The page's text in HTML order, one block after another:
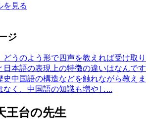
を見る
ジ
どうのよう形で四声を教えれば受け取り
日本語の表現上の特徴の違いはなんです
中国語の構造などを触れながら教えま
なく、中国語の知識も増やし...
王台の先生